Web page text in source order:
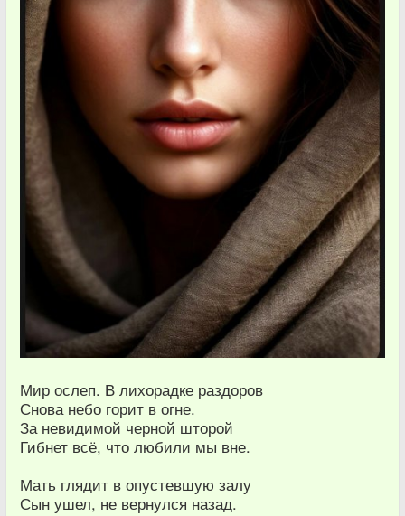
Мир ослеп. В лихорадке раздоров
Снова небо горит в огне.
За невидимой черной шторой
Гибнет всё, что любили мы вне.
Мать глядит в опустевшую залу
Сын ушел, не вернулся назад.